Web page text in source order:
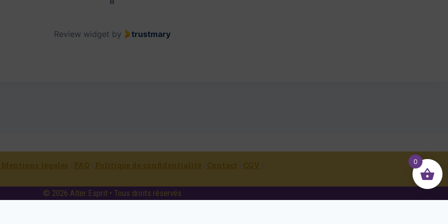
Review widget by trustmary
Mentions légales | FAQ | Politique de confidentialité | Contact | CGV |
© 2026 Alter Esprit • Tous droits réservés
0